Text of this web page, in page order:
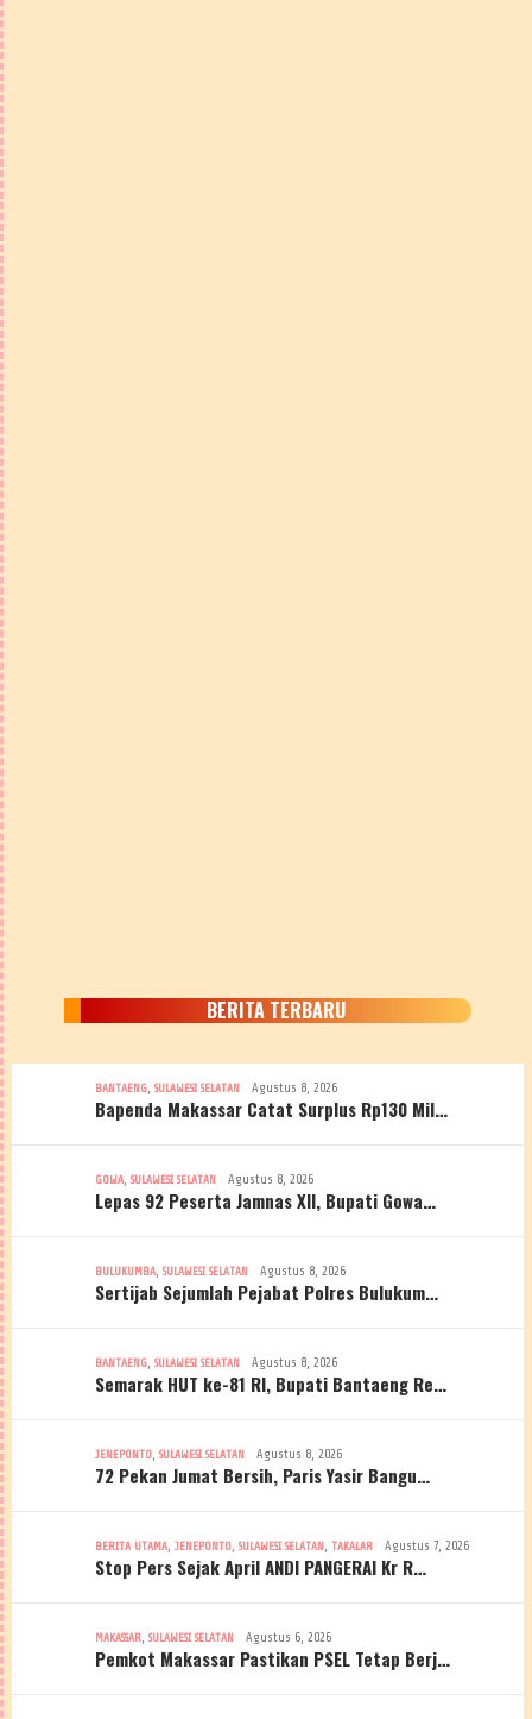
BERITA TERBARU
BANTAENG, SULAWESI SELATAN Agustus 8, 2026
Bapenda Makassar Catat Surplus Rp130 Mil…
GOWA, SULAWESI SELATAN Agustus 8, 2026
Lepas 92 Peserta Jamnas XII, Bupati Gowa…
BULUKUMBA, SULAWESI SELATAN Agustus 8, 2026
Sertijab Sejumlah Pejabat Polres Bulukum…
BANTAENG, SULAWESI SELATAN Agustus 8, 2026
Semarak HUT ke-81 RI, Bupati Bantaeng Re…
JENEPONTO, SULAWESI SELATAN Agustus 8, 2026
72 Pekan Jumat Bersih, Paris Yasir Bangu…
BERITA UTAMA, JENEPONTO, SULAWESI SELATAN, TAKALAR Agustus 7, 2026
Stop Pers Sejak April ANDI PANGERAI Kr R…
MAKASSAR, SULAWESI SELATAN Agustus 6, 2026
Pemkot Makassar Pastikan PSEL Tetap Berj…